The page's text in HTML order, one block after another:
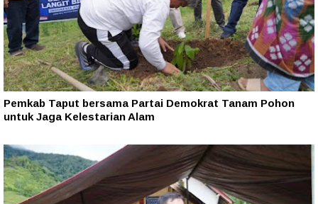
Pemkab Taput bersama Partai Demokrat Tanam Pohon
untuk Jaga Kelestarian Alam